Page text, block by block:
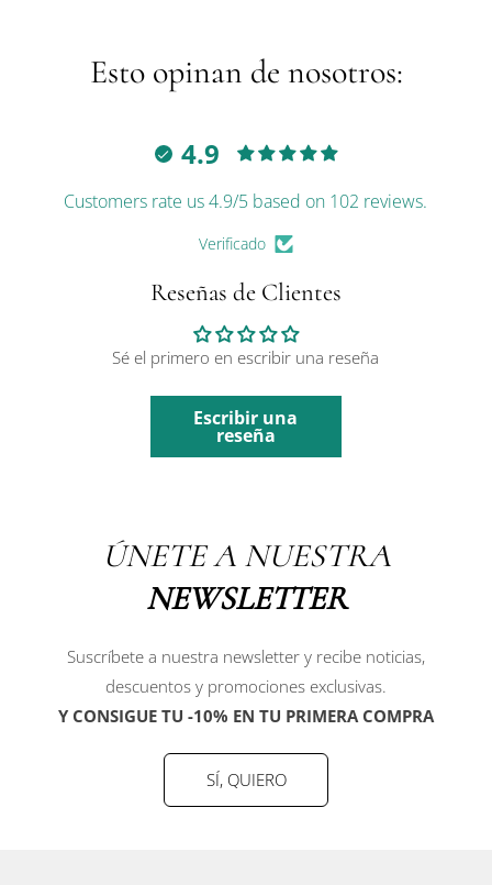
Esto opinan de nosotros:
4.9
Customers rate us 4.9/5 based on 102 reviews.
Verificado
Reseñas de Clientes
Sé el primero en escribir una reseña
Escribir una
reseña
ÚNETE A NUESTRA
NEWSLETTER
Suscríbete a nuestra newsletter y recibe noticias,
descuentos y promociones exclusivas.
Y CONSIGUE TU -10% EN TU PRIMERA COMPRA
SÍ, QUIERO